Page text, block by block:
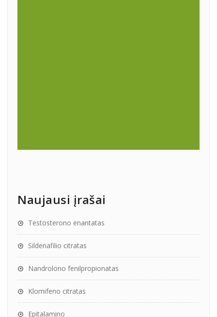
Naujausi įrašai
Testosterono enantatas
Sildenafilio citratas
Nandrolono fenilpropionatas
Klomifeno citratas
Epitalamino